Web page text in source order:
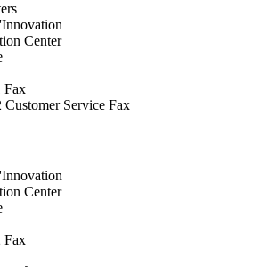
Center
Fax
Service Fax
Center
Fax